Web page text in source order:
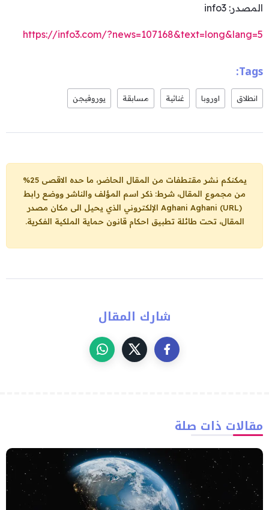
المصدر: info3
https://info3.com/?news=107168&text=long&lang=5
Tags:
انطلاق اوروبا غنائية مسابقة يوروفيجن
يمكنكم نشر مقتطفات من المقال الحاضر، ما حده الاقصى 25%
من مجموع المقال، شرط: ذكر اسم المؤلف والناشر ووضع رابط
Aghani Aghani (URL) الإلكتروني الذي يحيل الى مكان مصدر
المقال، تحت طائلة تطبيق احكام قانون حماية الملكية الفكرية.
شارك المقال
مقالات ذات صلة